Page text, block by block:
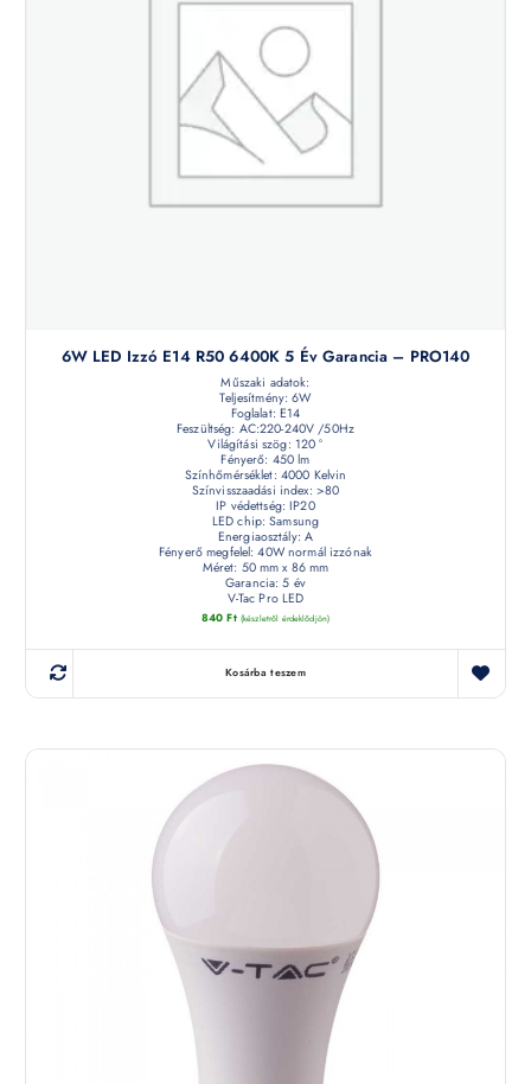
6W LED Izzó E14 R50 6400K 5 Év Garancia – PRO140
Műszaki adatok:
Teljesítmény: 6W
Foglalat: E14
Feszültség: AC:220-240V /50Hz
Világítási szög: 120 °
Fényerő: 450 lm
Színhőmérséklet: 4000 Kelvin
Színvisszaadási index: >80
IP védettség: IP20
LED chip: Samsung
Energiaosztály: A
Fényerő megfelel: 40W normál izzónak
Méret: 50 mm x 86 mm
Garancia: 5 év
V-Tac Pro LED
840Ft (készletről érdeklődjön)
Kosárba teszem